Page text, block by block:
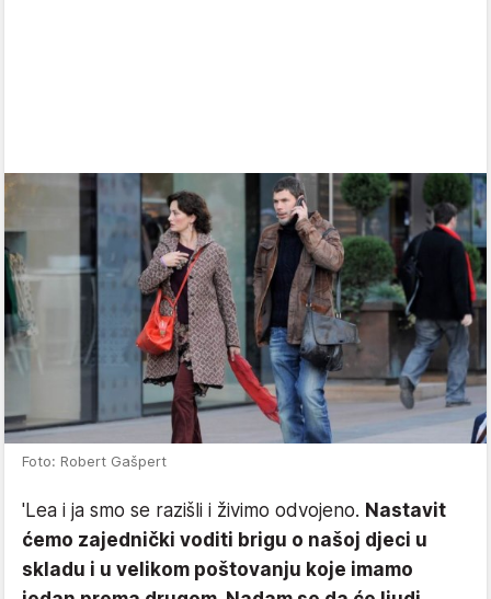
Foto: Robert Gašpert
'Lea i ja smo se razišli i živimo odvojeno. Nastavit
ćemo zajednički voditi brigu o našoj djeci u
skladu i u velikom poštovanju koje imamo